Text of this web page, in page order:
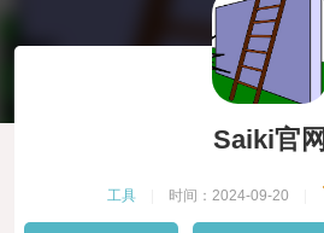
Saiki官网
工具 时间：2024-09-20